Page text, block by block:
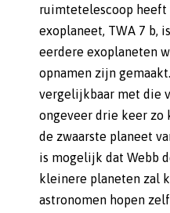
ruimtetelescoop heeft
exoplaneet, TWA 7 b,
eerdere exoplaneten
opnamen zijn
vergelijkbaar met die
ongeveer drie keer zo
de zwaarste planeet
is mogelijk dat Webb
kleinere planeten zal
astronomen hopen